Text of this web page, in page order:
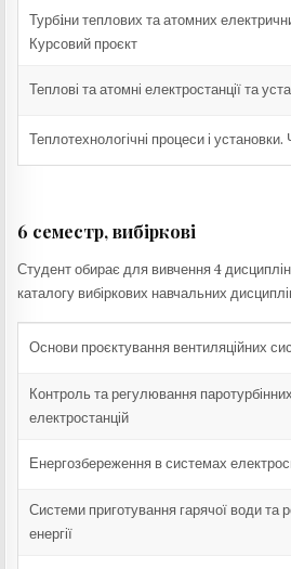
Турбiни теплових та атомних
Курсовий проєкт
Теплові та атомні електростанції та
Теплотехнологічні процеси і установки.
6 семестр, вибіркові
Студент обирає для вивчення 4
каталогу вибіркових навчальних
Основи проєктування вентиляційних
Контроль та регулювання
електростанцій
Енергозбереження в системах
Системи приготування гарячої води та
енергії